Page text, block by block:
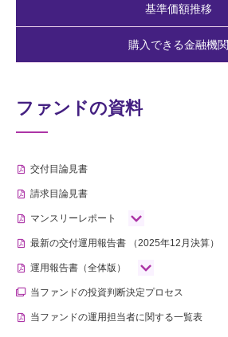
基準価額推移
購入できる金融機関
ファンドの資料
交付目論見書
請求目論見書
マンスリーレポート
最新の交付運用報告書 （2025年12月決算）
運用報告書（全体版）
当ファンドの投資判断決定プロセス
当ファンドの運用担当者に関する一覧表